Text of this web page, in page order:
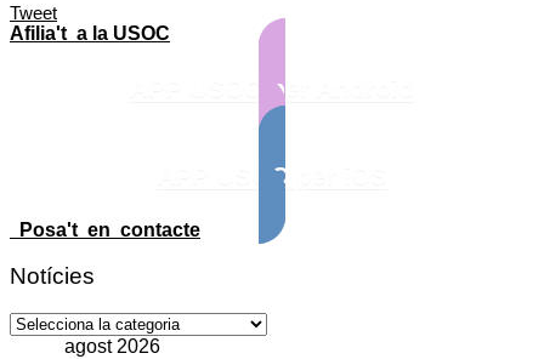
Tweet
Afilia't a la USOC
APP USOC per Android
APP USOC per iOS
Posa't en contacte
Notícies
Notícies
agost 2026